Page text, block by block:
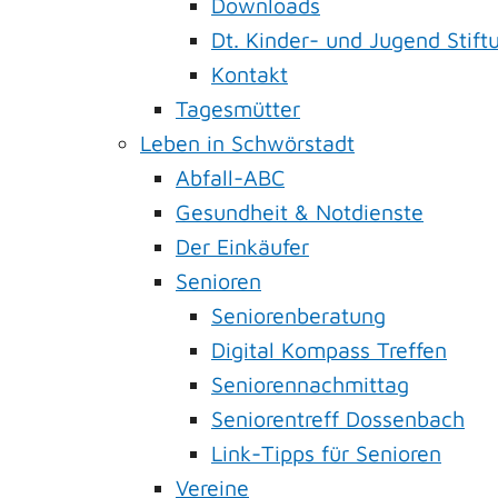
Dt. Kinder- und Jugend
Kontakt
Tagesmütter
Leben in Schwörstadt
Abfall-ABC
Gesundheit & Notdienste
Der Einkäufer
Senioren
Seniorenberatung
Digital Kompass Treffen
Seniorennachmittag
Seniorentreff Dossenbach
Link-Tipps für Senioren
Vereine